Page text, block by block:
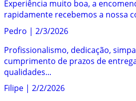
Experiência muito boa, a
rapidamente recebemos a nossa
Pedro | 2/3/2026
Profissionalismo, dedicação,
cumprimento de prazos de
qualidades...
Filipe | 2/2/2026